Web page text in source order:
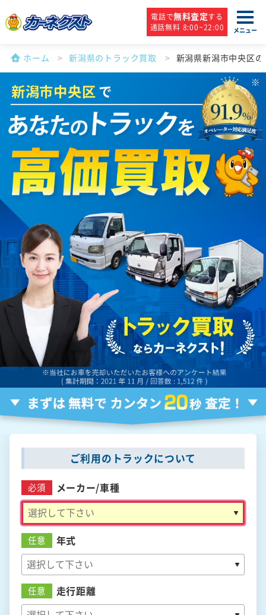
電話で無料査定する
通話無料 8:00~22:00
メニュー
ホーム 新潟県のトラック買取 新潟県新潟市中央区
新潟市中央区で
ご利用のトラックについて
必須 メーカー/車種
任意 年式
任意 走行距離